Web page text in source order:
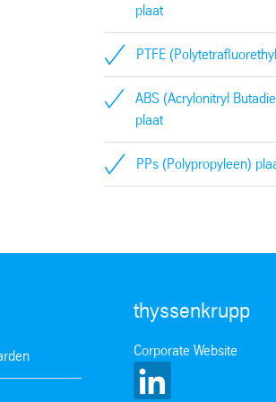
plaat
PTFE
ABS (Acrylonitryl
plaat
PPs (Polypropyleen)
thyssenkrupp
Corporate Website